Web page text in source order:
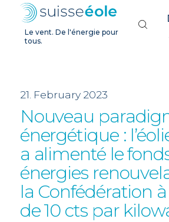
Le vent. De l'énergie pour
tous.
21. February 2023
Nouveau
énergétique :
a alimenté le
énergies
la Confédération
de 10 cts par